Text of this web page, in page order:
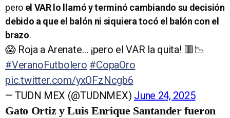
pero el VAR lo llamó y terminó cambiando su decisión
debido a que el balón ni siquiera tocó el balón con el
brazo.
😱 Roja a Arenate… ¡pero el VAR la quita! 🟥📉
#VeranoFutbolero #CopaOro
pic.twitter.com/yxOFzNcgb6
— TUDN MEX (@TUDNMEX) June 24, 2025
Gato Ortiz y Luis Enrique Santander fueron